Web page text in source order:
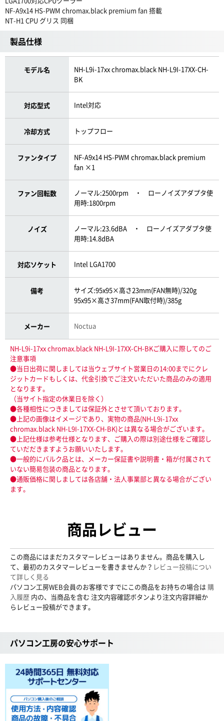
NF-A9x14 HS-PWM chromax.black premium fan 搭載
NT-H1 CPU グリス 同梱
製品仕様
モデル名
NH-L9i-17xx chromax.black NH-L9I-17XX-CH-
BK
対応型式 Intel対応
冷却方式 トップフロー
ファンタイプ
NF-A9x14 HS-PWM chromax.black premium
fan ×1
ファン回転数
ノーマル:2500rpm ・ ローノイズアダプタ使
用時:1800rpm
ノイズ
ノーマル:23.6dBA ・ ローノイズアダプタ使
用時:14.8dBA
対応ソケット Intel LGA1700
備考
サイズ:95x95×高さ23mm(FAN無時)/320g
95x95×高さ37mm(FAN取付時)/385g
メーカー Noctua
NH-L9i-17xx chromax.black NH-L9I-17XX-CH-BKご購入に際してのご
注意事項
●当日出荷に関しましては当ウェブサイト営業日の14:00までにクレ
ジットカードもしくは、代金引換でご注文いただいた商品のみの適用
となります。
（当サイト指定の休業日を除く）
●各種相性につきましては保証外とさせて頂いております。
●上記の画像はイメージであり、実物の商品(NH-L9i-17xx
chromax.black NH-L9I-17XX-CH-BK)とは異なる場合がございます。
●上記仕様は参考仕様となります、ご購入の際は別途仕様をご確認し
ていだだきますようお願いいたします。
●一般的にバルク品とは、メーカー保証書や説明書・箱が付属されて
いない簡易包装の商品となります。
●通販価格に関しましては各店舗・法人事業部と異なる場合がござい
ます。
商品レビュー
この商品にはまだカスタマーレビューはありません。商品を購入し
て、最初のカスタマーレビューを書きませんか？ レビュー投稿につい
て詳しく見る
パソコン工房WEB会員のお客様ですでにこの商品をお持ちの場合は 購
入履歴 内の、当商品を含む 注文内容確認ボタンより注文内容詳細か
らレビュー投稿ができます。
パソコン工房の安心サポート